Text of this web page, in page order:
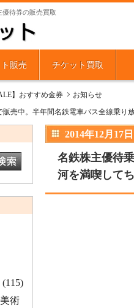
待券の販売買取
販売 チケット買取
】おすすめ金券
お知らせ
売中。半年間名鉄電車バス全線乗り
2014年12月17日
名鉄株主優待
河を満喫して
(115)
術